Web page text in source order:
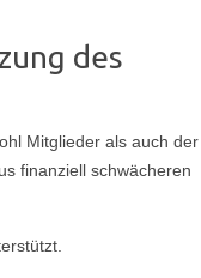
des
Mitglieder als auch der
finanziell schwächeren